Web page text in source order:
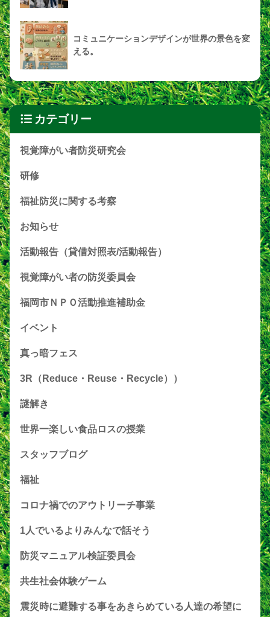
コミュニケーションデザインが世界の景色を変
える。
カテゴリー
視覚障がい者防災研究会
研修
福祉防災に関する考察
お知らせ
活動報告（貸借対照表/活動報告）
視覚障がい者の防災委員会
福岡市ＮＰＯ活動推進補助金
イベント
真っ暗フェス
3R（Reduce・Reuse・Recycle））
謎解き
世界一楽しい食品ロスの授業
スタッフブログ
福祉
コロナ禍でのアウトリーチ事業
1人でいるよりみんなで話そう
防災マニュアル検証委員会
共生社会体験ゲーム
震災時に避難する事をあきらめている人達の希望に